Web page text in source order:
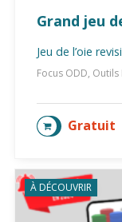
Grand jeu
Jeu de l’oie
Focus ODD,
Gratuit
AJOUTER AU
À DÉCOUVRIR